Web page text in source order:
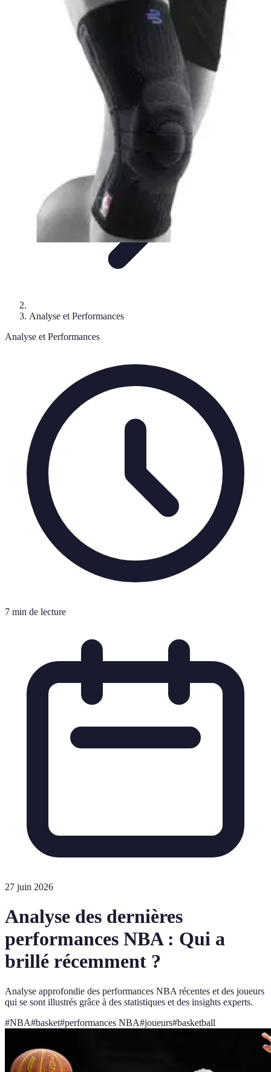
Analyse et performances
Analyse des
Tendances
Analyse et Performances
Analyse et Performances
7 min de lecture
27 juin 2026
Analyse des dernières
performances NBA : Qui a
brillé récemment ?
Analyse approfondie des performances NBA récentes et des joueurs
qui se sont illustrés grâce à des statistiques et des insights experts.
#NBA#basket#performances NBA#joueurs#basketball